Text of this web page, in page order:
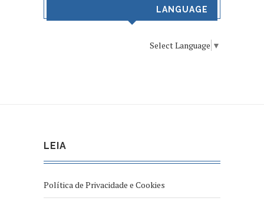
LANGUAGE
Select Language ▼
LEIA
Política de Privacidade e Cookies